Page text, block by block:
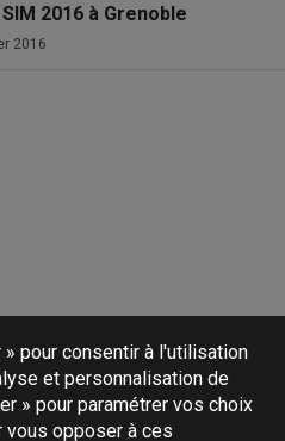
2016 à Grenoble
2016
pour consentir à l'utilisation
et personnalisation de
» pour paramétrer vos choix
vous opposer à ces